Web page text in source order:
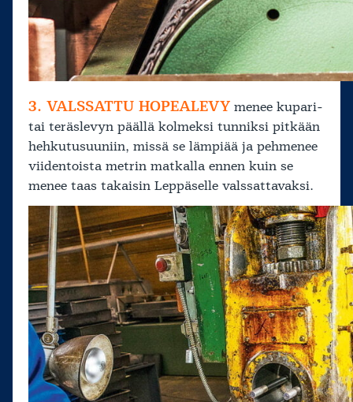
3. VALSSATTU HOPEALEVY menee kupari-
tai teräslevyn päällä kolmeksi tunniksi pitkään
hehkutusuuniin, missä se lämpiää ja pehmenee
viidentoista metrin matkalla ennen kuin se
menee taas takaisin Leppäselle valssattavaksi.